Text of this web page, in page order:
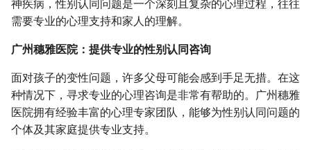
神疾病，性别认同问题是一个深刻且复杂的心理过程，往往
需要专业的心理支持和家人的理解。
广州穗雅医院：提供专业的性别认同咨询
面对孩子的变性问题，许多父母可能会感到手足无措。在这
种情况下，寻求专业的心理咨询是非常有帮助的。广州穗雅
医院拥有经验丰富的心理专家团队，能够为性别认同问题的
个体及其家庭提供专业支持。